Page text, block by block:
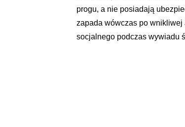
progu, a nie posiadają
zapada wówczas po
socjalnego podczas wywiadu